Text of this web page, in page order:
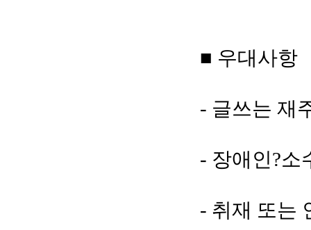
■ 우대사항
- 글쓰는 재
- 장애인?소
- 취재 또는